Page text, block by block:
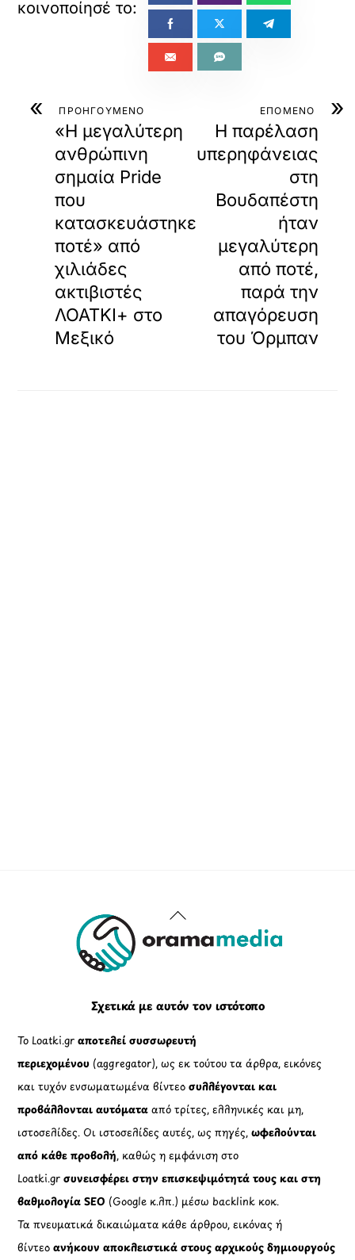
« ΠΡΟΗΓΟΥΜΕΝΟ
«Η μεγαλύτερη
ανθρώπινη
σημαία Pride
που
κατασκευάστηκε
ποτέ» από
χιλιάδες
ακτιβιστές
ΛΟΑΤΚΙ+ στο
Μεξικό
»
ΕΠΟΜΕΝΟ
Η παρέλαση
υπερηφάνειας
στη
Βουδαπέστη
ήταν
μεγαλύτερη
από ποτέ,
παρά την
απαγόρευση
του Όρμπαν
Back
To
Σχετικά με αυτόν τον ιστότοπο
Το Loatki.grαποτελεί συσσωρευτή
περιεχομένου (aggregator), ως εκ τούτου τα άρθρα, εικόνες
και τυχόν ενσωματωμένα βίντεοσυλλέγονται και
προβάλλονται αυτόματααπό τρίτες, ελληνικές και μη,
ιστοσελίδες. Οι ιστοσελίδες αυτές, ως πηγές,ωφελούνται
από κάθε προβολή, καθώς η εμφάνιση στο
Loatki.gr συνεισφέρει στην επισκεψιμότητά τους και στη
βαθμολογία SEO (Google κ.λπ.) μέσω backlink κοκ.
Τα πνευματικά δικαιώματα κάθε άρθρου, εικόνας ή
βίντεοανήκουν αποκλειστικά στους αρχικούς δημιουργούς